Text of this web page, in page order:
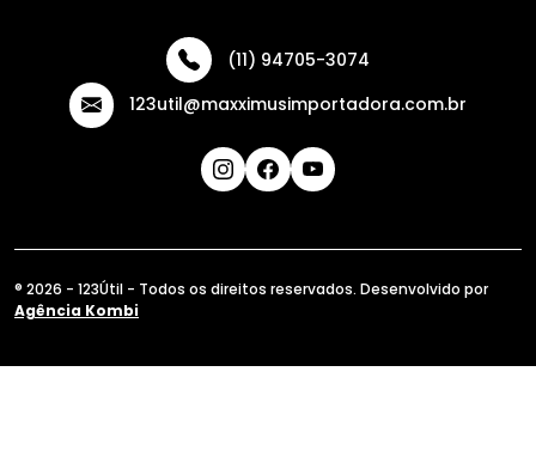
(11) 94705-3074
123util@maxximusimportadora.com.br
® 2026 - 123Útil - Todos os direitos reservados. Desenvolvido por
Agência Kombi